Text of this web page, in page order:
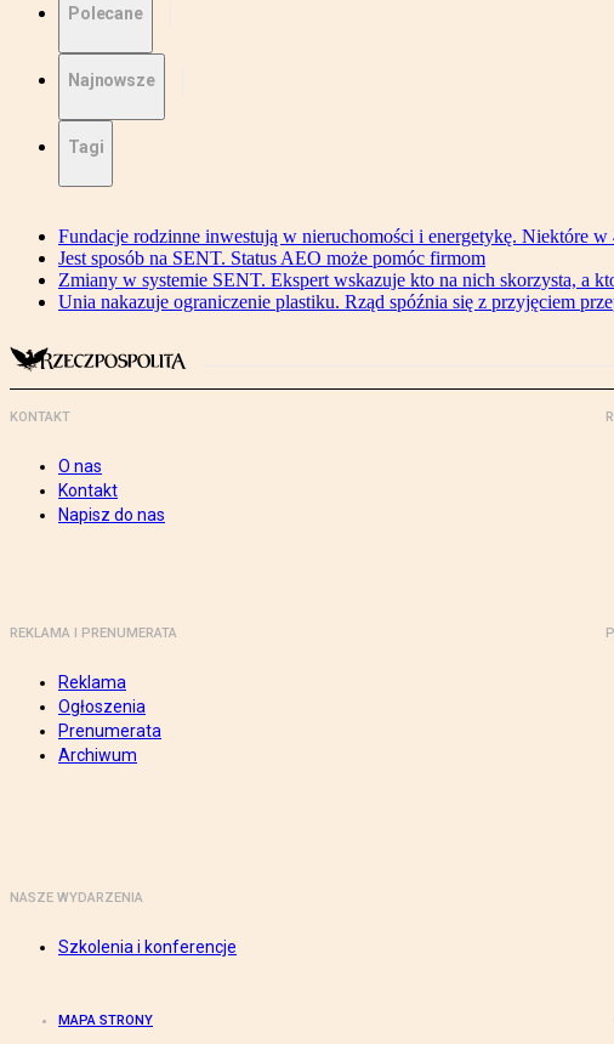
Polecane
Najnowsze
Tagi
Fundacje rodzinne inwestują w nieruchomości i energetykę. Niektóre w
Jest sposób na SENT. Status AEO może pomóc firmom
Zmiany w systemie SENT. Ekspert wskazuje kto na nich skorzysta, a
Unia nakazuje ograniczenie plastiku. Rząd spóźnia się z przyjęciem
KONTAKT
O nas
Kontakt
Napisz do nas
REKLAMA I PRENUMERATA
Reklama
Ogłoszenia
Prenumerata
Archiwum
NASZE WYDARZENIA
Szkolenia i konferencje
MAPA STRONY